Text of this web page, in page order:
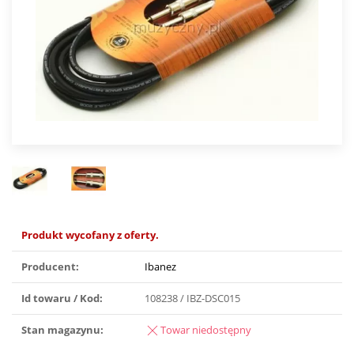
Produkt wycofany z oferty.
Producent: Ibanez
Id towaru / Kod: 108238 / IBZ-DSC015
Stan magazynu: Towar niedostępny